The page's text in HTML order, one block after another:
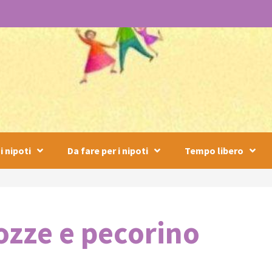
i nipoti Da fare per i nipoti Tempo libero
e pecorino